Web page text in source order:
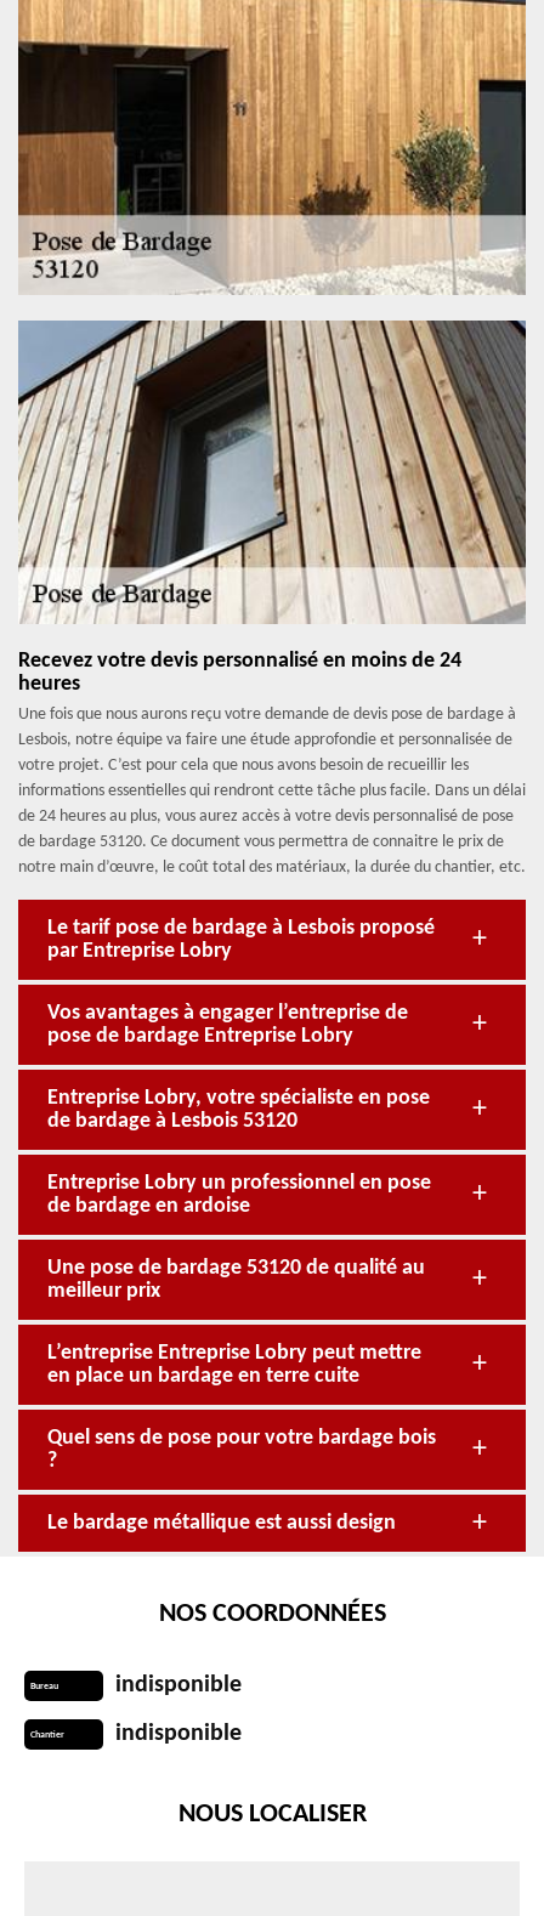
Recevez votre devis personnalisé en moins de 24
heures
Une fois que nous aurons reçu votre demande de devis pose de bardage à
Lesbois, notre équipe va faire une étude approfondie et personnalisée de
votre projet. C’est pour cela que nous avons besoin de recueillir les
informations essentielles qui rendront cette tâche plus facile. Dans un délai
de 24 heures au plus, vous aurez accès à votre devis personnalisé de pose
de bardage 53120. Ce document vous permettra de connaitre le prix de
notre main d’œuvre, le coût total des matériaux, la durée du chantier, etc.
Le tarif pose de bardage à Lesbois proposé
par Entreprise Lobry
Vos avantages à engager l’entreprise de
pose de bardage Entreprise Lobry
Entreprise Lobry, votre spécialiste en pose
de bardage à Lesbois 53120
Entreprise Lobry un professionnel en pose
de bardage en ardoise
Une pose de bardage 53120 de qualité au
meilleur prix
L’entreprise Entreprise Lobry peut mettre
en place un bardage en terre cuite
Quel sens de pose pour votre bardage bois
?
Le bardage métallique est aussi design
NOS COORDONNÉES
Bureau indisponible
Chantier indisponible
NOUS LOCALISER